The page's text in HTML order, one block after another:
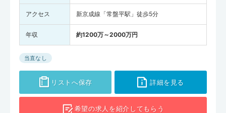
アクセス 新京成線「常盤平駅」徒歩5分
年収 約1200万～2000万円
当直なし
リストへ保存 詳細を見る
希望の求人を紹介してもらう